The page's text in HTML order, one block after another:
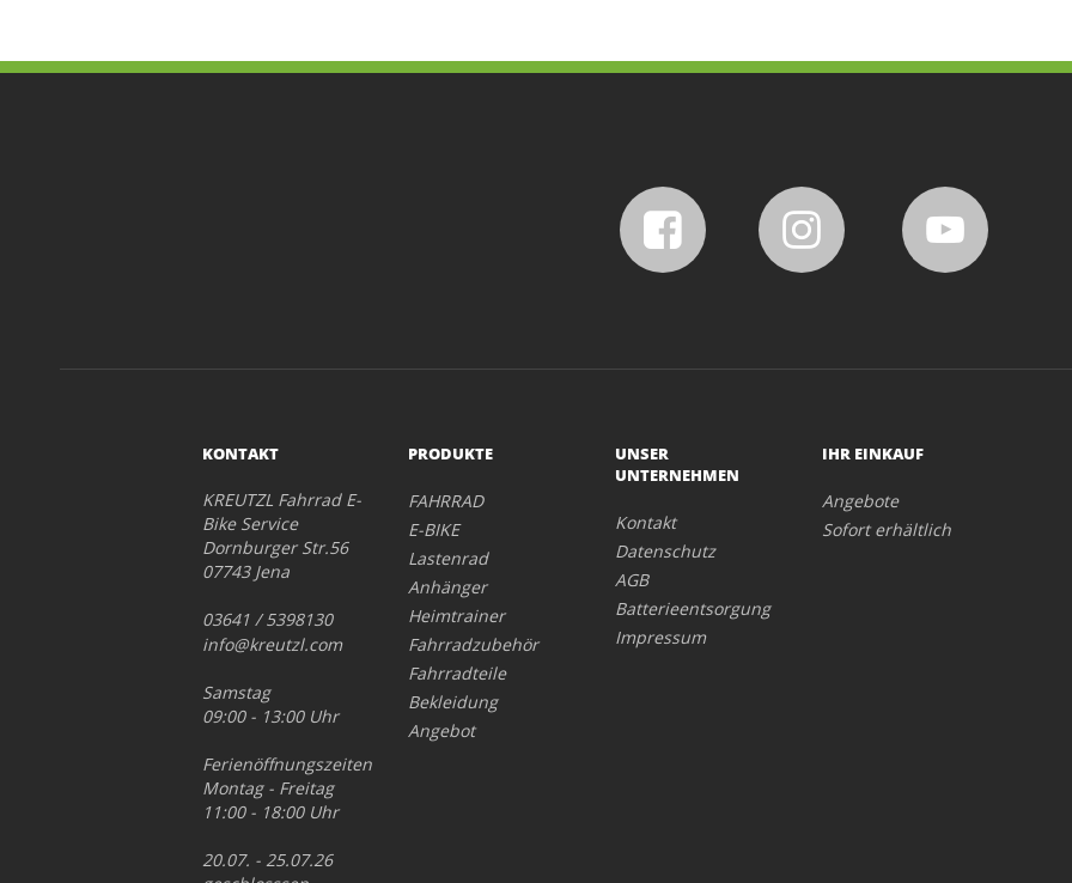
KONTAKT
KREUTZL Fahrrad E-
Bike Service
Dornburger Str.56
07743 Jena
03641 / 5398130
info@kreutzl.com
Samstag
09:00 - 13:00 Uhr
Ferienöffnungszeiten
Montag - Freitag
11:00 - 18:00 Uhr
20.07. - 25.07.26
PRODUKTE
FAHRRAD
E-BIKE
Lastenrad
Anhänger
Heimtrainer
Fahrradzubehör
Fahrradteile
Bekleidung
Angebot
UNSER
UNTERNEHMEN
Kontakt
Datenschutz
AGB
Batterieentsorgung
Impressum
IHR EINKAUF
Angebote
Sofort erhältlich